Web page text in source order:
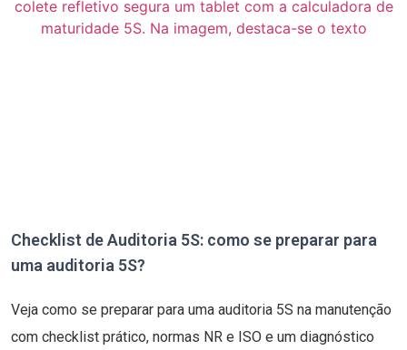
Checklist de Auditoria 5S: como se preparar para
uma auditoria 5S?
Veja como se preparar para uma auditoria 5S na manutenção
com checklist prático, normas NR e ISO e um diagnóstico